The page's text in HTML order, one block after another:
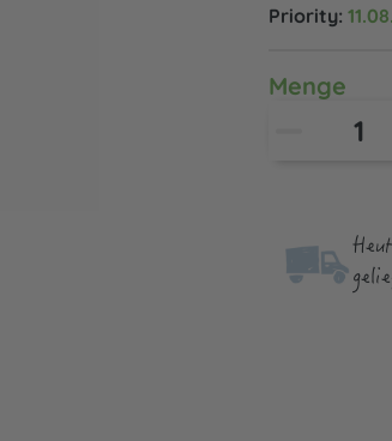
Priority:
Menge